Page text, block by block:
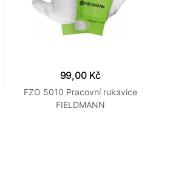
99,00 Kč
FZO 5010 Pracovní rukavice
FIELDMANN